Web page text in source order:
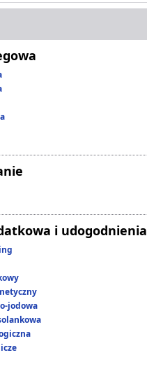
i udogodnienia
jodowa